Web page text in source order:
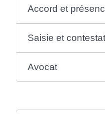
Accord et
Saisie et
Avocat